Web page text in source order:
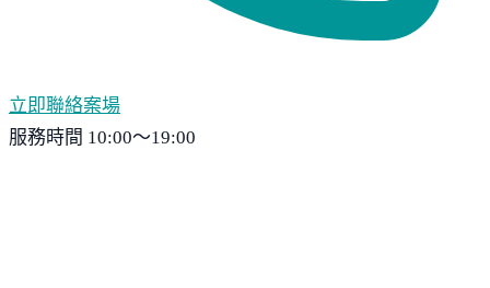
立即聯絡案場
服務時間 10:00～19:00